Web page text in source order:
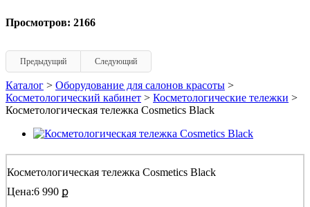
Просмотров: 2166
Предыдущий Следующий
Каталог > Оборудование для салонов красоты >
Косметологический кабинет > Косметологические тележки >
Косметологическая тележка Cosmetics Black
Косметологическая тележка Cosmetics Black
Цена:6 990 ք